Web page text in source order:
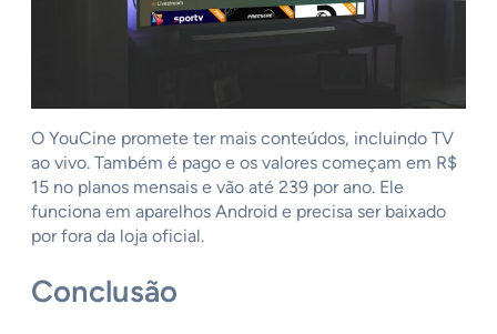
O YouCine promete ter mais conteúdos, incluindo TV
ao vivo. Também é pago e os valores começam em R$
15 no planos mensais e vão até 239 por ano. Ele
funciona em aparelhos Android e precisa ser baixado
por fora da loja oficial.
Conclusão